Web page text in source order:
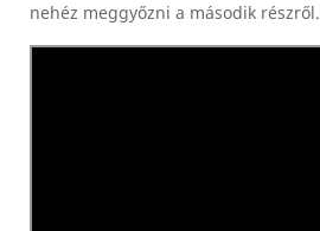
nehéz meggyőzni a második részről.